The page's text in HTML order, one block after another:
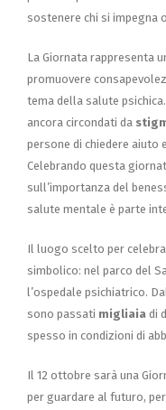
sostenere chi si
La Giornata rappresenta
promuovere
tema della salute
ancora circondati da
persone di chiedere aiuto
Celebrando questa
sull’importanza del
salute mentale è parte
Il luogo scelto per
simbolico: nel parco del
l’ospedale psichiatrico.
sono passati migliaia di
spesso in condizioni di
Il 12 ottobre sarà una
per guardare al futuro,